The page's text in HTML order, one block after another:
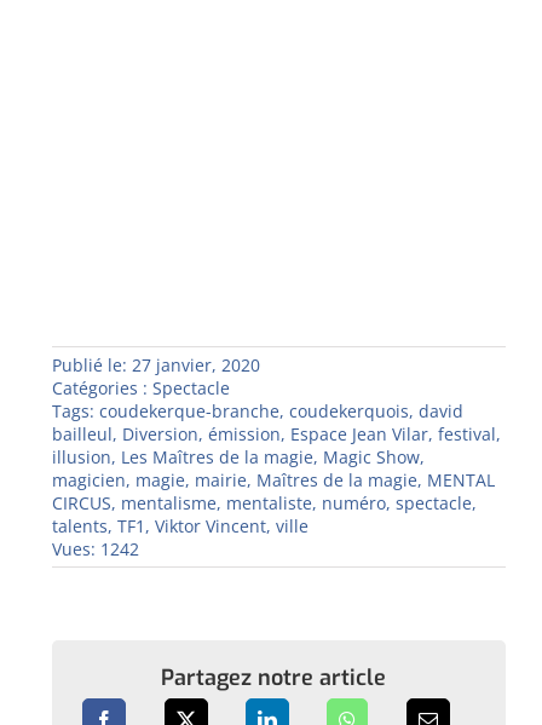
Publié le: 27 janvier, 2020
Catégories :Spectacle
Tags:coudekerque-branche,coudekerquois,david
bailleul, Diversion,émission, Espace Jean Vilar,festival,
illusion, Les Maîtres de la magie, Magic Show,
magicien, magie, mairie, Maîtres de la magie, MENTAL
CIRCUS, mentalisme, mentaliste, numéro,spectacle,
talents,TF1 ,Viktor Vincent,ville
Vues: 1242
Partagez notre article